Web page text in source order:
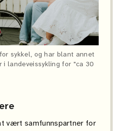
sykkel, og har blant annet
i landeveissykling for "ca 30
vært samfunnspartner for